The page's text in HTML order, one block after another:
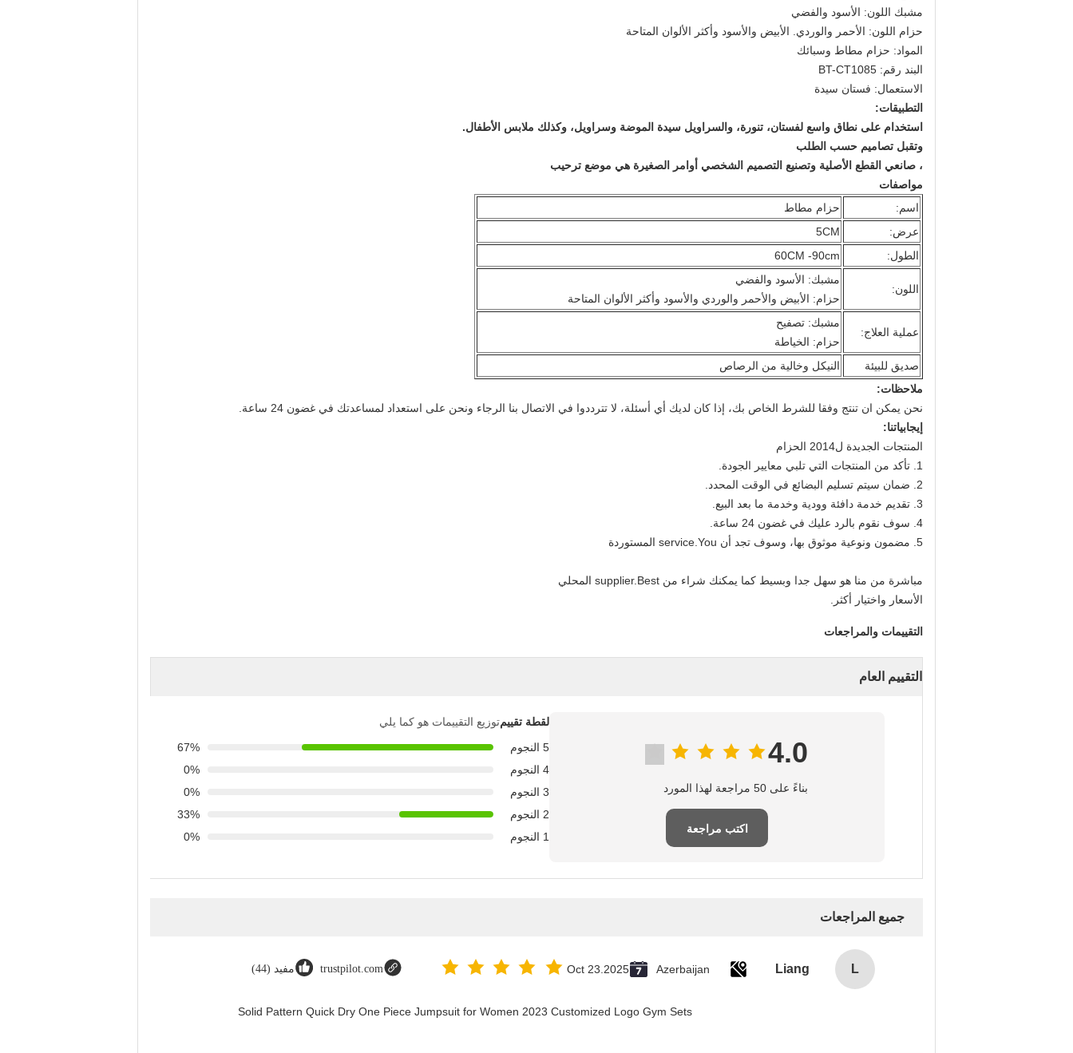
مشبك اللون: الأسود والفضي
حزام اللون: الأحمر والوردي.
الأبيض والأسود وأكثر الألوان المتاحة
المواد: حزام مطاط وسبائك
البند رقم: BT-CT1085
الاستعمال: فستان سيدة
التطبيقات:
استخدام على نطاق واسع لفستان، تنورة، والسراويل سيدة الموضة وسراويل، وكذلك ملابس الأطفال.
وتقبل تصاميم حسب الطلب
، صانعي القطع الأصلية وتصنيع التصميم الشخصي أوامر الصغيرة هي موضع ترحيب
مواصفات
اسم:
حزام مطاط
عرض:
5CM
الطول:
60CM -90cm
اللون:
مشبك: الأسود والفضي
حزام: الأبيض والأحمر والوردي والأسود وأكثر الألوان المتاحة
عملية العلاج:
مشبك: تصفيح
حزام: الخياطة
صديق للبيئة
النيكل وخالية من الرصاص
ملاحظات:
نحن يمكن ان تنتج وفقا للشرط الخاص بك، إذا كان لديك أي أسئلة، لا تترددوا في الاتصال بنا الرجاء ونحن على استعداد لمساعدتك في غضون 24 ساعة.
إيجابياتنا:
المنتجات الجديدة ل2014 الحزام
1. تأكد من المنتجات التي تلبي معايير الجودة.
2. ضمان سيتم تسليم البضائع في الوقت المحدد.
3. تقديم خدمة دافئة وودية وخدمة ما بعد البيع.
4. سوف نقوم بالرد عليك في غضون 24 ساعة.
5. مضمون ونوعية موثوق بها، وسوف تجد أن service.You المستوردة
مباشرة من منا هو سهل جدا وبسيط كما يمكنك شراء من supplier.Best المحلي
الأسعار واختيار أكثر.
التقييمات والمراجعات
التقييم العام
4.0
بناءً على 50 مراجعة لهذا المورد
اكتب مراجعة
لقطة تقييمتوزيع التقييمات هو كما يلي
5 النجوم
67%
4 النجوم
0%
3 النجوم
0%
2 النجوم
33%
1 النجوم
0%
جميع المراجعات
L
Liang
Azerbaijan
Oct 23.2025
trustpilot.com مفيد (44)
Solid Pattern Quick Dry One Piece Jumpsuit for Women 2023 Customized Logo Gym Sets